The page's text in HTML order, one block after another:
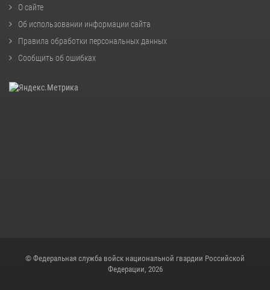
О сайте
Об использовании информации сайта
Правила обработки персональных данных
Сообщить об ошибках
© Федеральная служба войск национальной гвардии Российской
Федерации, 2026